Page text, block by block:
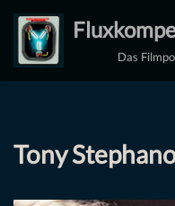
Zum
Inhalt
Das
Tony